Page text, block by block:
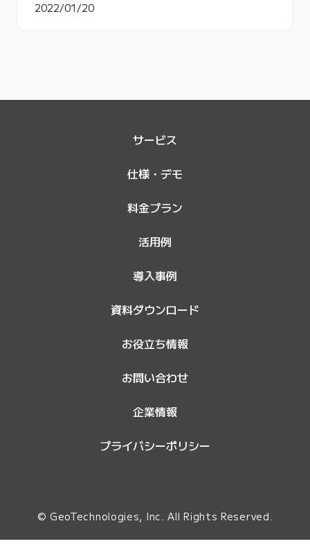
2022/01/20
サービス
仕様・デモ
料金プラン
活用例
導入事例
資料ダウンロード
お役立ち情報
お問い合わせ
企業情報
プライバシーポリシー
© GeoTechnologies, Inc. All Rights Reserved.